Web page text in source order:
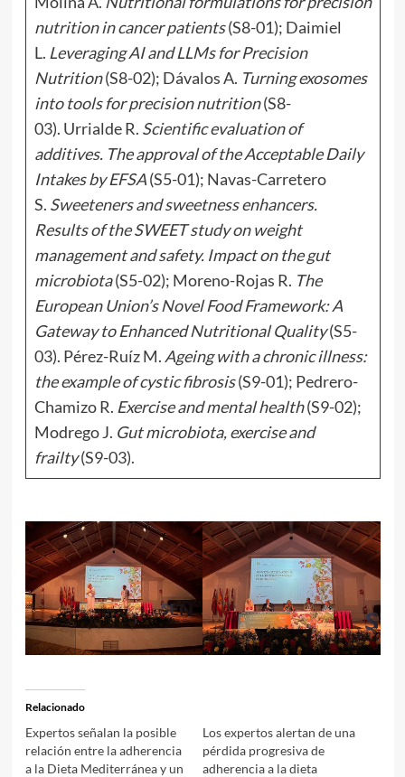
nutrition in cancer patients(S8-01); Daimiel
L. Leveraging AI and LLMs for Precision
Nutrition(S8-02); Dávalos A. Turning exosomes
into tools for precision nutrition(S8-
03). Urrialde R. Scientific evaluation of
additives. The approval of the Acceptable Daily
Intakes by EFSA(S5-01); Navas-Carretero
S. Sweeteners and sweetness enhancers.
Results of the SWEET study on weight
management and safety. Impact on the gut
microbiota(S5-02); Moreno-Rojas R. The
European Union’s Novel Food Framework: A
Gateway to Enhanced Nutritional Quality(S5-
03). Pérez-Ruíz M.Ageing with a chronic illness:
the example of cystic fibrosis(S9-01); Pedrero-
Chamizo R. Exercise and mental health(S9-02);
Modrego J. Gut microbiota, exercise and
frailty(S9-03).
Relacionado
Expertos señalan la posible
relación entre la adherencia
a la Dieta Mediterránea y un
Los expertos alertan de una
pérdida progresiva de
adherencia a la dieta